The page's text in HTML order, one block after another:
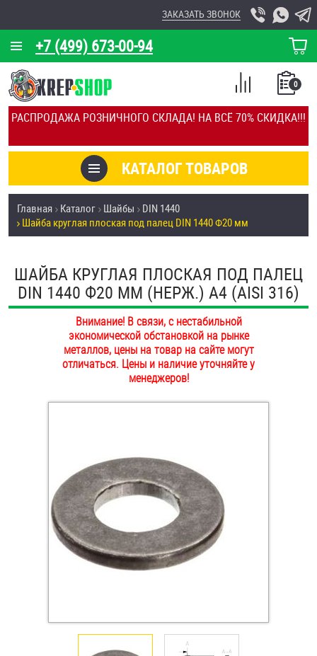
РАСПРОДАЖА РОЗНИЧНОГО СКЛАДА! НА ВСЁ 70% СКИДКА!!!
+7 (499) 673-00-94
ЗАКАЗАТЬ ЗВОНОК
КОРЗИНА
О КОМПАНИИ
КАЛЬКУЛЯТОР
ОТЗЫВЫ
УСЛУГИ
СКИДКИ
ОПТ
ПОКУПАТЕЛЯМ
ОПЛАТА И ДОСТАВКА
НАШИ МАГАЗИНЫ
КАТАЛОГ ТОВАРОВ
0
СПИСОК
СРАВНЕНИЕ
Товары со скидкой
Анкеры
Антивандальный крепёж, инструмент
Болты и винты
Втулки
Заклепки (Гайки-Заклепки)
Инструмент
Крюки, кольца с метрической резьбой
Крюки, кольца с шурупной резьбой
Главная Каталог Шайбы
DIN 1440
Шайба круглая плоская под палец DIN 1440 Ф20 мм
ШАЙБА КРУГЛАЯ ПЛОСКАЯ ПОД ПАЛЕЦ
DIN 1440 Ф20 ММ (НЕРЖ.) A4 (AISI 316)
Внимание! В связи, с нестабильной
экономической обстановкой на рынке
металлов, цены на товар на сайте могут
отличаться. Цены и наличие уточняйте у
менеджеров!